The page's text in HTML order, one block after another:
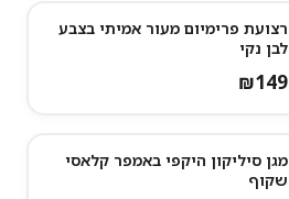
רצועת פרימיום מעור אמיתי בצבע
לבן נקי
₪149
מגן סיליקון היקפי באמפר קלאסי
שקוף